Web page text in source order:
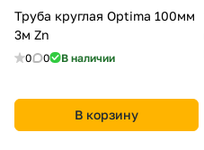
Труба круглая Optima 100мм
3м Zn
0 0 В наличии
В корзину